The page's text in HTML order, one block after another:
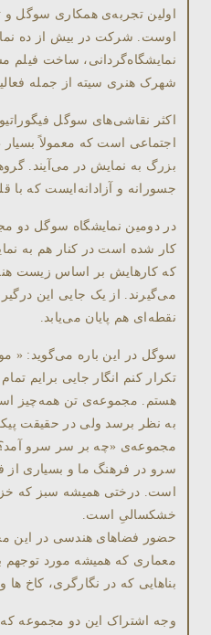
اولين تجربه‌ی همکاری سوگل و
اوست. شرکت در بيش از ده
نمایشگاه‌گردانی، ساخت فیلم
شهرک هنری سیته از جمله
اکثر نقاشی‌های سوگل
اجتماعی است که معمولاً
بزرگ به نمایش در می‌آیند.
جسورانه و آزادانه‌ایست که با
در دومین نمایشگاه سوگل دو
کار شده است در کنار هم به
که کارهایش بر اساس زيست
می‌گیرند. از یک جایی این
نقطه‌ای هم پایان می‌یابد.
سوگل در این باره می‌گوید: «
تکرار کنم انگار جایی برایم
هستم. مجموعه‌ی تن همه‌چيز
به نظر برسد ولی در حقیقت
مجموعه‌ی «چه بر سر سرو
سرو در فرهنگ ما و بسیاری از
است. درختی هميشه سبز که
خشکسالیِ است.
حضور فضاهای هندسی در اين
معماری که هميشه مورد توجهم
بناهايی که در نگارگری، کاخ ها
وجه اشتراک این دو مجموعه که